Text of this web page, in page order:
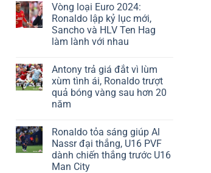
Vòng loại Euro 2024:
Ronaldo lập kỷ lục mới,
Sancho và HLV Ten Hag
làm lành với nhau
Antony trả giá đắt vì lùm
xùm tình ái, Ronaldo trượt
quả bóng vàng sau hơn 20
năm
Ronaldo tỏa sáng giúp Al
Nassr đại thắng, U16 PVF
dành chiến thắng trước U16
Man City